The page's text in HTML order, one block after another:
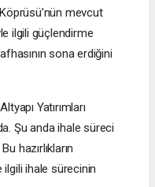
mevcut
ilgili güçlendirme
sona erdiğini
Yatırımları
Şu anda ihale süreci
hazırlıkların
ilgili ihale sürecinin